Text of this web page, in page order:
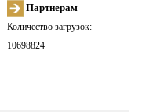
Партнерам
Количество загрузок:
10698824